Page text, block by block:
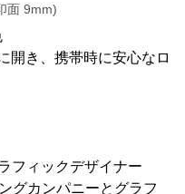
面 9mm)
開き、携帯時に安心なロ
フィックデザイナー
グカンパニーとグラフ